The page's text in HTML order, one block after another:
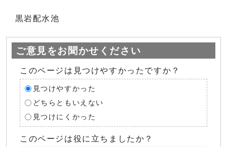
黒岩配水池
ご意見をお聞かせください
このページは見つけやすかったですか？
見つけやすかった
どちらともいえない
見つけにくかった
このページは役に立ちましたか？